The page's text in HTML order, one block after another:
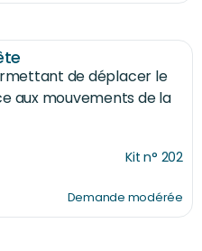
de déplacer le
aux mouvements de la
Kit n° 202
Demande modérée